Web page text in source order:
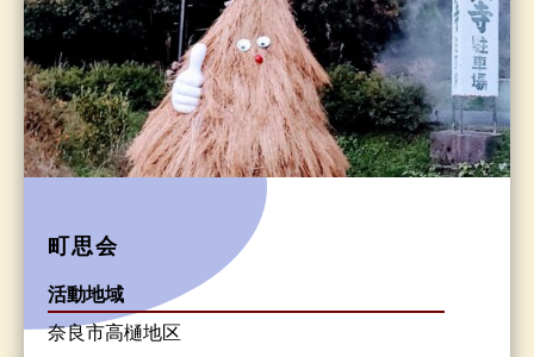
町思会
活動地域
奈良市高樋地区